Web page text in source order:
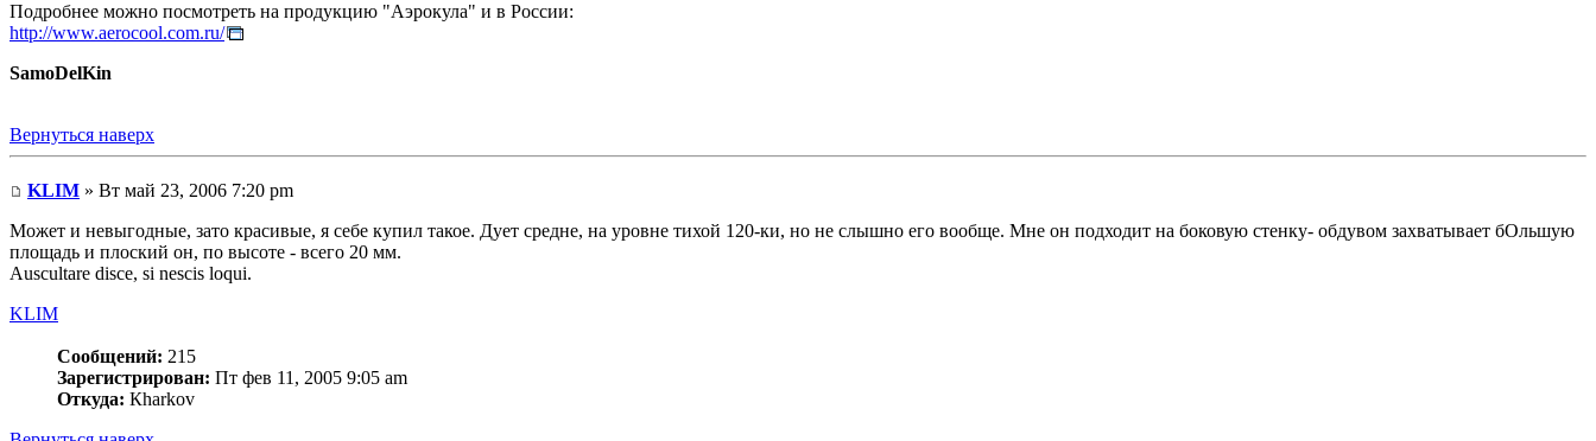
Подробнее можно посмотреть на продукцию "Аэрокула" и в России:
http://www.aerocool.com.ru/
SamoDelKin
Вернуться наверх
KLIM » Вт май 23, 2006 7:20 pm
Может и невыгодные, зато красивые, я себе купил такое. Дует средне, на уровне тихой 120-ки, но не слышно его вообще. Мне он подходит на боковую стенку- обдувом захватывает бОльшую
площадь и плоский он, по высоте - всего 20 мм.
Auscultare disce, si nescis loqui.
KLIM
Сообщений: 215
Зарегистрирован: Пт фев 11, 2005 9:05 am
Откуда: Кharkov